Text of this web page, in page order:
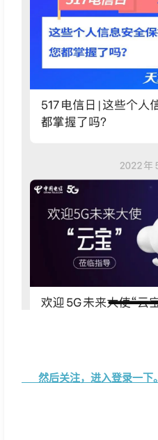
然后关注，进入登录一下。